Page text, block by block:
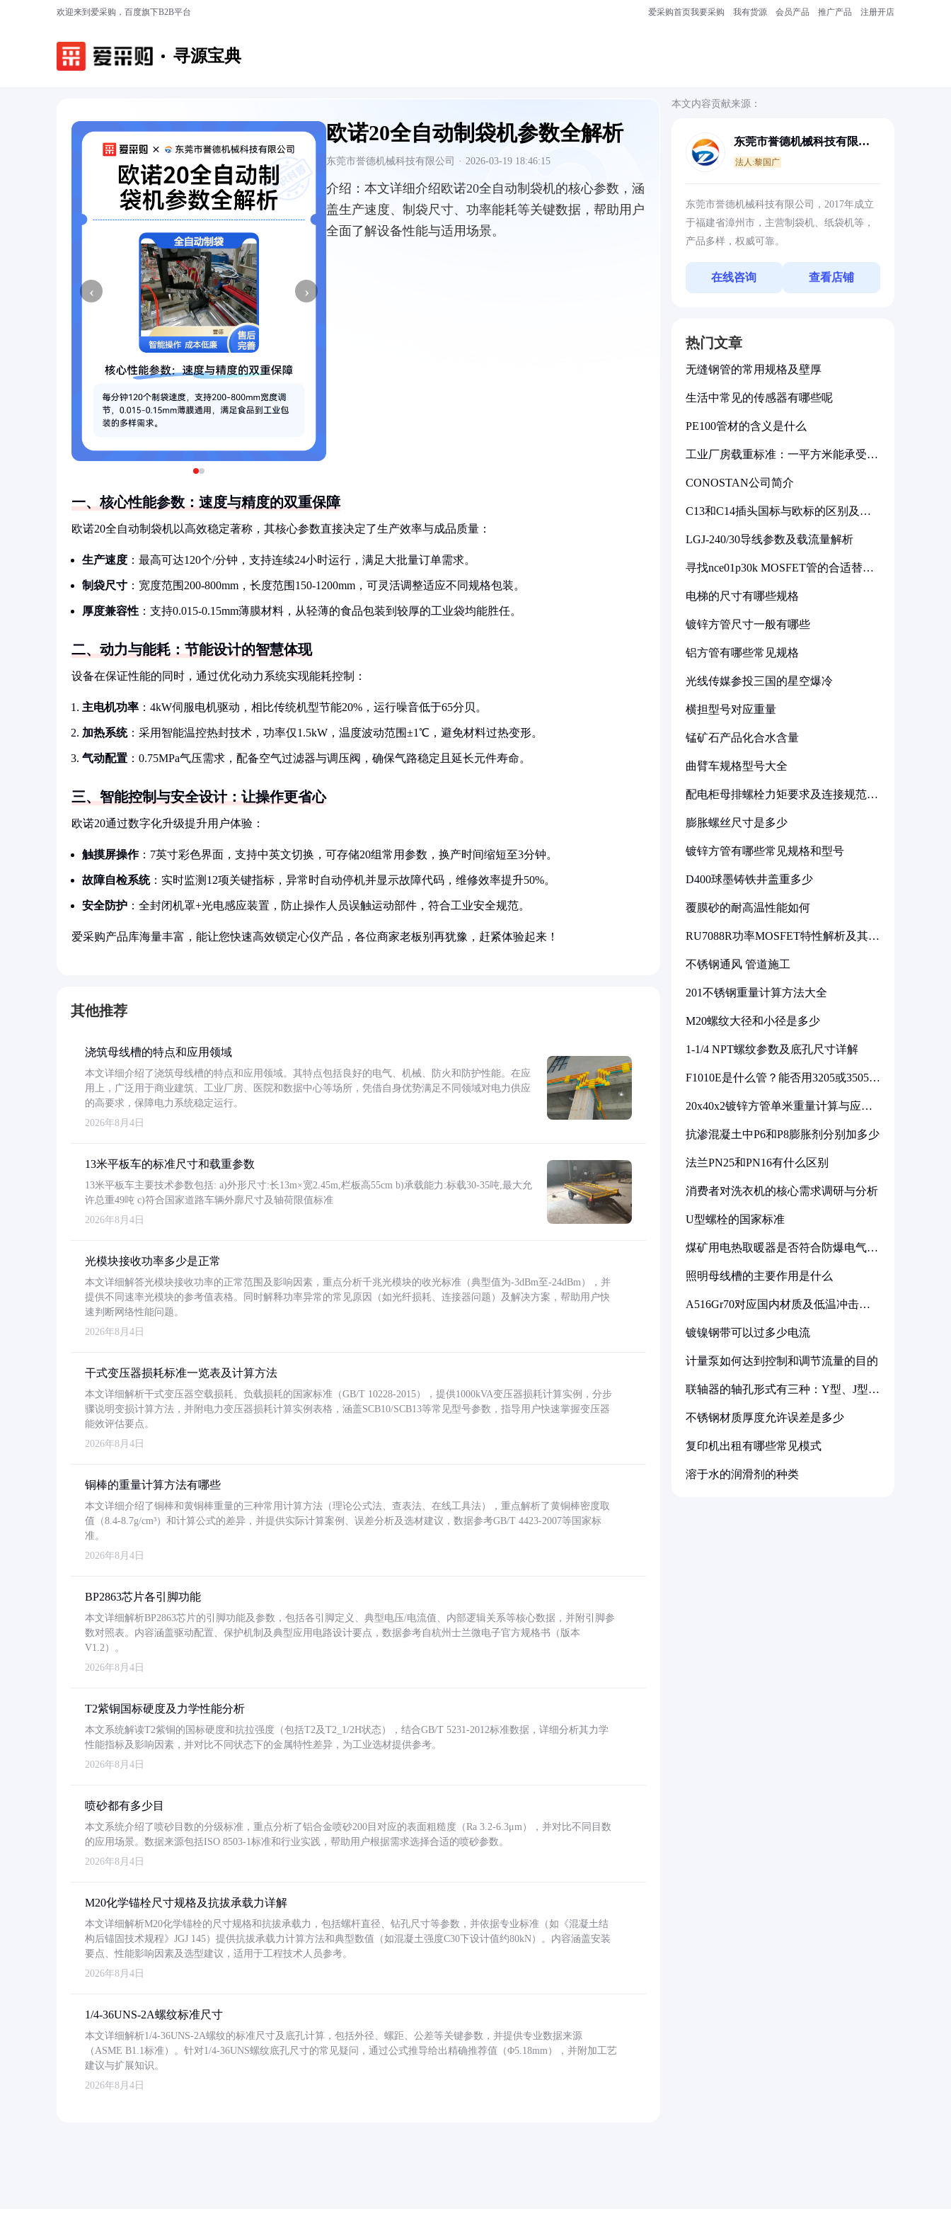
欢迎来到爱采购，百度旗下B2B平台 爱采购首页我要采购 我有货源 会员产品 推广产品 注册开店
寻源宝典
‹ ›
欧诺20全自动制袋机参数全解析
东莞市誉德机械科技有限公司 · 2026-03-19 18:46:15
介绍： 本文详细介绍欧诺20全自动制袋机的核心参数，涵
盖生产速度、制袋尺寸、功率能耗等关键数据，帮助用户
全面了解设备性能与适用场景。
一、核心性能参数：速度与精度的双重保障
欧诺20全自动制袋机以高效稳定著称，其核心参数直接决定了生产效率与成品质量：
生产速度 ：最高可达120个/分钟，支持连续24小时运行，满足大批量订单需求。
制袋尺寸 ：宽度范围200-800mm，长度范围150-1200mm，可灵活调整适应不同规格包装。
厚度兼容性 ：支持0.015-0.15mm薄膜材料，从轻薄的食品包装到较厚的工业袋均能胜任。
二、动力与能耗：节能设计的智慧体现
设备在保证性能的同时，通过优化动力系统实现能耗控制：
主电机功率 ：4kW伺服电机驱动，相比传统机型节能20%，运行噪音低于65分贝。
加热系统：采用智能温控热封技术，功率仅1.5kW，温度波动范围±1℃，避免材料过热变形。
气动配置 ：0.75MPa气压需求，配备空气过滤器与调压阀，确保气路稳定且延长元件寿命。
三、智能控制与安全设计：让操作更省心
欧诺20通过数字化升级提升用户体验：
触摸屏操作：7英寸彩色界面，支持中英文切换，可存储20组常用参数，换产时间缩短至3分钟。
故障自检系统：实时监测12项关键指标，异常时自动停机并显示故障代码，维修效率提升50%。
安全防护 ：全封闭机罩+光电感应装置，防止操作人员误触运动部件，符合工业安全规范。
爱采购产品库海量丰富，能让您快速高效锁定心仪产品，各位商家老板别再犹豫，赶紧体验起来！
其他推荐
浇筑母线槽的特点和应用领域
本文详细介绍了浇筑母线槽的特点和应用领域。其特点包括良好的电气、机械、防火和防护性能。在应
用上，广泛用于商业建筑、工业厂房、医院和数据中心等场所，凭借自身优势满足不同领域对电力供应
的高要求，保障电力系统稳定运行。
2026年8月4日
13米平板车的标准尺寸和载重参数
13米平板车主要技术参数包括: a)外形尺寸:长13m×宽2.45m,栏板高55cm b)承载能力:标载30-35吨,最大允
许总重49吨 c)符合国家道路车辆外廓尺寸及轴荷限值标准
2026年8月4日
光模块接收功率多少是正常
本文详细解答光模块接收功率的正常范围及影响因素，重点分析千兆光模块的收光标准（典型值为-3dBm至-24dBm），并
提供不同速率光模块的参考值表格。同时解释功率异常的常见原因（如光纤损耗、连接器问题）及解决方案，帮助用户快
速判断网络性能问题。
2026年8月4日
干式变压器损耗标准一览表及计算方法
本文详细解析干式变压器空载损耗、负载损耗的国家标准（GB/T 10228-2015），提供1000kVA变压器损耗计算实例，分步
骤说明变损计算方法，并附电力变压器损耗计算实例表格，涵盖SCB10/SCB13等常见型号参数，指导用户快速掌握变压器
能效评估要点。
2026年8月4日
铜棒的重量计算方法有哪些
本文详细介绍了铜棒和黄铜棒重量的三种常用计算方法（理论公式法、查表法、在线工具法），重点解析了黄铜棒密度取
值（8.4-8.7g/cm³）和计算公式的差异，并提供实际计算案例、误差分析及选材建议，数据参考GB/T 4423-2007等国家标
准。
2026年8月4日
BP2863芯片各引脚功能
本文详细解析BP2863芯片的引脚功能及参数，包括各引脚定义、典型电压/电流值、内部逻辑关系等核心数据，并附引脚参
数对照表。内容涵盖驱动配置、保护机制及典型应用电路设计要点，数据参考自杭州士兰微电子官方规格书（版本
V1.2）。
2026年8月4日
T2紫铜国标硬度及力学性能分析
本文系统解读T2紫铜的国标硬度和抗拉强度（包括T2及T2_1/2H状态），结合GB/T 5231-2012标准数据，详细分析其力学
性能指标及影响因素，并对比不同状态下的金属特性差异，为工业选材提供参考。
2026年8月4日
喷砂都有多少目
本文系统介绍了喷砂目数的分级标准，重点分析了铝合金喷砂200目对应的表面粗糙度（Ra 3.2-6.3μm），并对比不同目数
的应用场景。数据来源包括ISO 8503-1标准和行业实践，帮助用户根据需求选择合适的喷砂参数。
2026年8月4日
M20化学锚栓尺寸规格及抗拔承载力详解
本文详细解析M20化学锚栓的尺寸规格和抗拔承载力，包括螺杆直径、钻孔尺寸等参数，并依据专业标准（如《混凝土结
构后锚固技术规程》JGJ 145）提供抗拔承载力计算方法和典型数值（如混凝土强度C30下设计值约80kN）。内容涵盖安装
要点、性能影响因素及选型建议，适用于工程技术人员参考。
2026年8月4日
1/4-36UNS-2A螺纹标准尺寸
本文详细解析1/4-36UNS-2A螺纹的标准尺寸及底孔计算，包括外径、螺距、公差等关键参数，并提供专业数据来源
（ASME B1.1标准）。针对1/4-36UNS螺纹底孔尺寸的常见疑问，通过公式推导给出精确推荐值（Φ5.18mm），并附加工艺
建议与扩展知识。
2026年8月4日
本文内容贡献来源：
东莞市誉德机械科技有限公
法人:黎国广
东莞市誉德机械科技有限公司，2017年成立
于福建省漳州市，主营制袋机、纸袋机等，
产品多样，权威可靠。
在线咨询 查看店铺
热门文章
无缝钢管的常用规格及壁厚
生活中常见的传感器有哪些呢
PE100管材的含义是什么
工业厂房载重标准：一平方米能承受多
CONOSTAN公司简介
C13和C14插头国标与欧标的区别及其
LGJ-240/30导线参数及载流量解析
寻找nce01p30k MOSFET管的合适替代
电梯的尺寸有哪些规格
镀锌方管尺寸一般有哪些
铝方管有哪些常见规格
光线传媒参投三国的星空爆冷
横担型号对应重量
锰矿石产品化合水含量
曲臂车规格型号大全
配电柜母排螺栓力矩要求及连接规范详
膨胀螺丝尺寸是多少
镀锌方管有哪些常见规格和型号
D400球墨铸铁井盖重多少
覆膜砂的耐高温性能如何
RU7088R功率MOSFET特性解析及其在
不锈钢通风 管道施工
201不锈钢重量计算方法大全
M20螺纹大径和小径是多少
1-1/4 NPT螺纹参数及底孔尺寸详解
F1010E是什么管？能否用3205或3505代
20x40x2镀锌方管单米重量计算与应用
抗渗混凝土中P6和P8膨胀剂分别加多少
法兰PN25和PN16有什么区别
消费者对洗衣机的核心需求调研与分析
U型螺栓的国家标准
煤矿用电热取暖器是否符合防爆电气设
照明母线槽的主要作用是什么
A516Gr70对应国内材质及低温冲击要
镀镍钢带可以过多少电流
计量泵如何达到控制和调节流量的目的
联轴器的轴孔形式有三种：Y型、J型、
不锈钢材质厚度允许误差是多少
复印机出租有哪些常见模式
溶于水的润滑剂的种类